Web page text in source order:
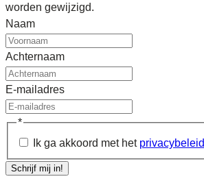
worden gewijzigd.
Naam
Achternaam
E-mailadres
*
Ik ga akkoord met het privacybeleid
Schrijf mij in!